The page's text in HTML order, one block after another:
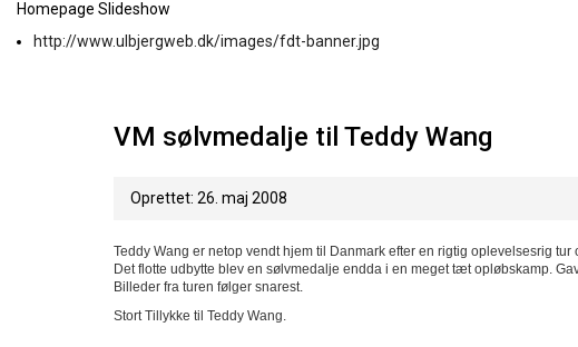
Homepage Slideshow
http://www.ulbjergweb.dk/images/fdt-banner.jpg
VM sølvmedalje til Teddy Wang
Oprettet: 26. maj 2008
Teddy Wang er netop vendt hjem til Danmark efter en rigtig oplevelsesrig tur
Det flotte udbytte blev en sølvmedalje endda i en meget tæt opløbskamp.
Billeder fra turen følger snarest.
Stort Tillykke til Teddy Wang.